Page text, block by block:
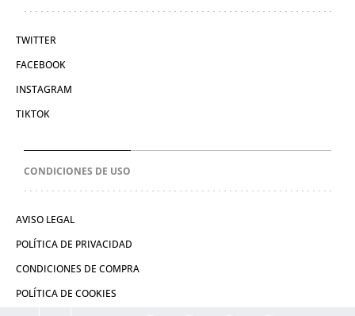
TWITTER
FACEBOOK
INSTAGRAM
TIKTOK
CONDICIONES DE USO
AVISO LEGAL
POLÍTICA DE PRIVACIDAD
CONDICIONES DE COMPRA
POLÍTICA DE COOKIES